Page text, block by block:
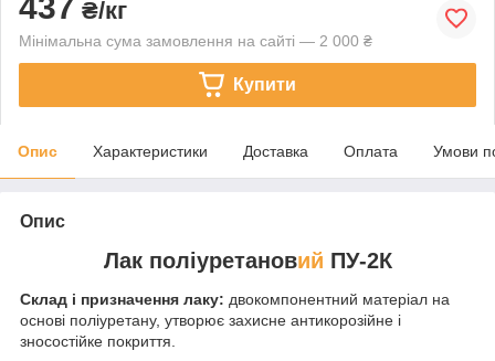
₴/кг
Мінімальна сума замовлення на сайті — 2 000 ₴
Купити
Опис Характеристики Доставка Оплата Умови
Опис
Лак поліуретановий ПУ-2К
Склад і призначення лаку: двокомпонентний матеріал на
основі поліуретану, утворює захисне антикорозійне і
зносостійке покриття.